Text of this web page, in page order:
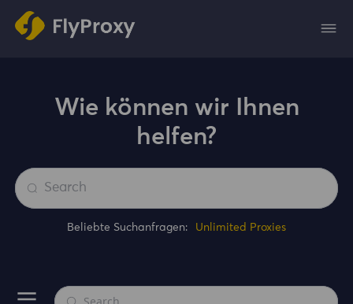
Wie können wir Ihnen
helfen?
Beliebte Suchanfragen: Unlimited Proxies